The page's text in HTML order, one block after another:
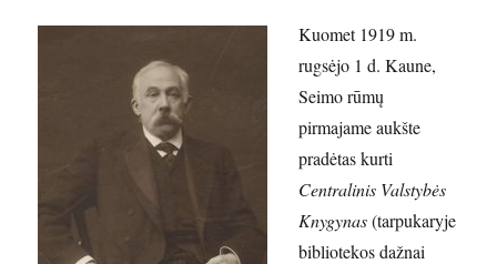
Kuomet 1919 m.
rugsėjo 1 d. Kaune,
Seimo rūmų
pirmajame aukšte
pradėtas kurti
Centralinis Valstybės
Knygynas(tarpukaryje
bibliotekos dažnai